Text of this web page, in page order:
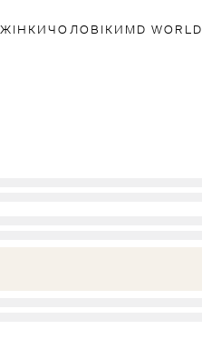
ЖІНКИЧОЛОВІКИ MD WORLD